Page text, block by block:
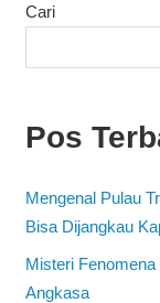
Cari
Pos
Mengenal Pulau
Bisa Dijangkau
Misteri
Angkasa